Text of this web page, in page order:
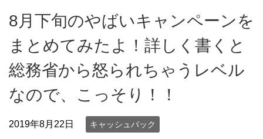
8月下旬のやばいキャンペーンを
まとめてみたよ！詳しく書くと
総務省から怒られちゃうレベル
なので、こっそり！！
2019年8月22日 キャッシュバック